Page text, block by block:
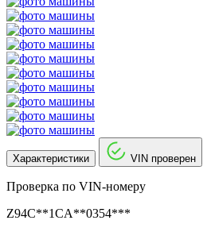
Характеристики VIN проверен
Проверка по VIN-номеру
Z94C**1CA**0354***